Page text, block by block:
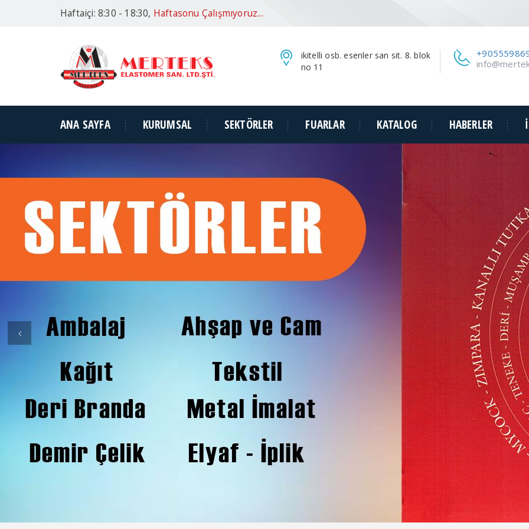
Haftaiçi: 8:30 - 18:30, Haftasonu Çalışmıyoruz...
ikitelli osb. esenler san sit. 8. blok
no 11
ANA SAYFA KURUMSAL SEKTÖRLER FUARLAR KATALOG HABERLER
Previous